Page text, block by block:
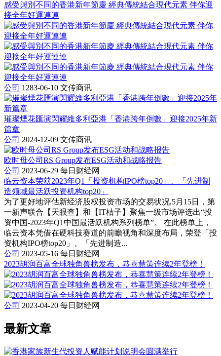
感受與別不同的香港新年節慶 經典傳統結合現代元素 伴你迎
接全年好運連連
公司 1283-06-10 文传商讯
璀璨煙花匯演閃耀維多利亞港「香港跨年倒數」迎接2025年新
篇章
公司 2024-12-09 文传商讯
欧时母公司RS Group发布ESG活动和战略报告
公司 2023-06-29 每日财经网
临云资本荣获2023年Q1「投资机构IPO榜top20」、「先进制
造领域最活跃投资机构top20」
为了更好地评估新经济股权投资市场的交易状况,5月15日，第
一新声联合【天眼查】和【IT桔子】聚焦一级市场评选出“投
资中国-2023年Q1中国最活跃机构系列榜单”。 在此榜单上，
临云资本凭借在硬科技赛道的前瞻视角和深度布局，荣登「投
资机构IPO榜top20」、「先进制造...
公司 2023-05-16 每日财经网
2023胡润百富全球独角兽榜发布，恭喜慧策连续2年登榜！
公司 2023-04-20 每日财经网
最新文章